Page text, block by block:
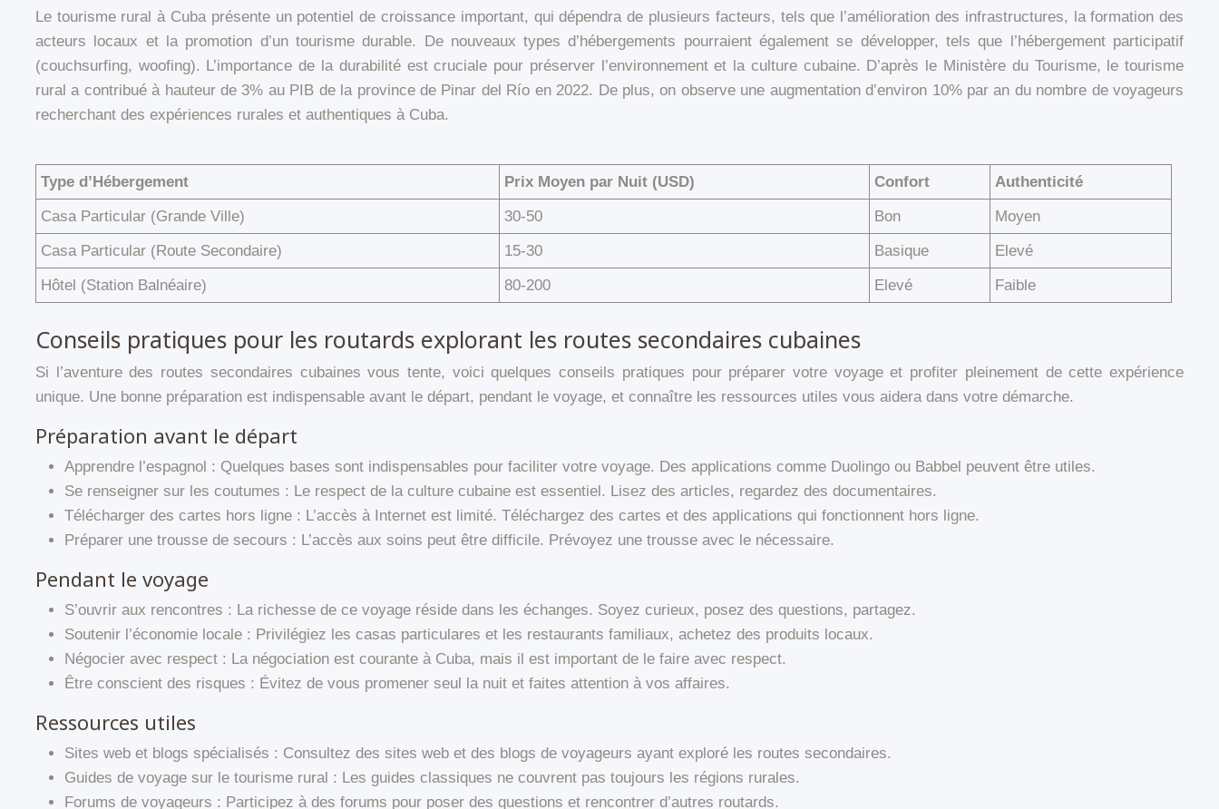
Le tourisme rural à Cuba présente un potentiel de croissance important, qui dépendra de plusieurs facteurs, tels que l’amélioration des infrastructures, la formation des
acteurs locaux et la promotion d’un tourisme durable. De nouveaux types d’hébergements pourraient également se développer, tels que l’hébergement participatif
(couchsurfing, woofing). L’importance de la durabilité est cruciale pour préserver l’environnement et la culture cubaine. D’après le Ministère du Tourisme, le tourisme
rural a contribué à hauteur de 3% au PIB de la province de Pinar del Río en 2022. De plus, on observe une augmentation d’environ 10% par an du nombre de voyageurs
recherchant des expériences rurales et authentiques à Cuba.
Type d’Hébergement Prix Moyen par Nuit (USD) Confort
Authenticité
Casa Particular (Grande Ville)
30-50 Bon
Moyen
Casa Particular (Route Secondaire)
15-30 Basique
Elevé
Hôtel (Station Balnéaire)
80-200 Elevé Faible
Conseils pratiques pour les routards explorant les routes secondaires cubaines
Si l’aventure des routes secondaires cubaines vous tente, voici quelques conseils pratiques pour préparer votre voyage et profiter pleinement de cette expérience
unique. Une bonne préparation est indispensable avant le départ, pendant le voyage, et connaître les ressources utiles vous aidera dans votre démarche.
Préparation avant le départ
Apprendre l’espagnol : Quelques bases sont indispensables pour faciliter votre voyage. Des applications comme Duolingo ou Babbel peuvent être utiles.
Se renseigner sur les coutumes : Le respect de la culture cubaine est essentiel. Lisez des articles, regardez des documentaires.
Télécharger des cartes hors ligne : L’accès à Internet est limité. Téléchargez des cartes et des applications qui fonctionnent hors ligne.
Préparer une trousse de secours : L’accès aux soins peut être difficile. Prévoyez une trousse avec le nécessaire.
Pendant le voyage
S’ouvrir aux rencontres : La richesse de ce voyage réside dans les échanges. Soyez curieux, posez des questions, partagez.
Soutenir l’économie locale : Privilégiez les casas particulares et les restaurants familiaux, achetez des produits locaux.
Négocier avec respect : La négociation est courante à Cuba, mais il est important de le faire avec respect.
Être conscient des risques : Évitez de vous promener seul la nuit et faites attention à vos affaires.
Ressources utiles
Sites web et blogs spécialisés : Consultez des sites web et des blogs de voyageurs ayant exploré les routes secondaires.
Guides de voyage sur le tourisme rural : Les guides classiques ne couvrent pas toujours les régions rurales.
Forums de voyageurs : Participez à des forums pour poser des questions et rencontrer d’autres routards.